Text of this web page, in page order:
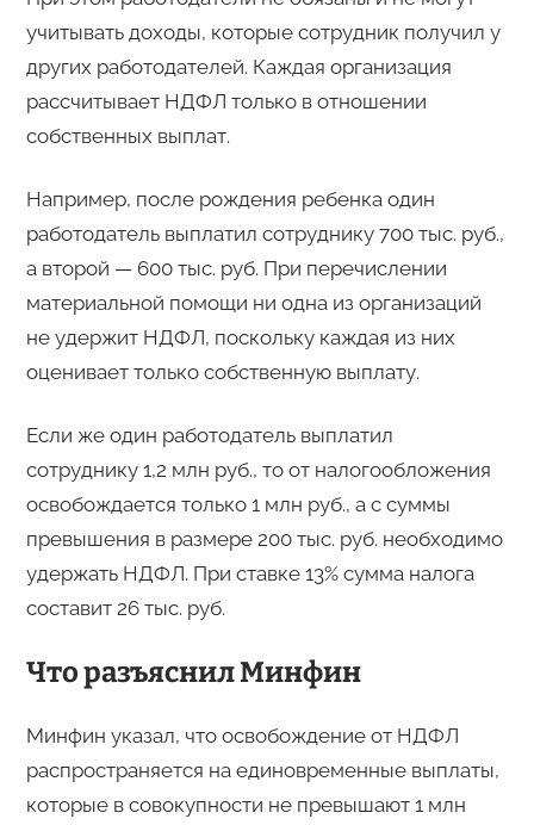
учитывать доходы, которые сотрудник получил у
других работодателей. Каждая организация
рассчитывает НДФЛ только в отношении
собственных выплат.
Например, после рождения ребенка один
работодатель выплатил сотруднику 700 тыс. руб.,
а второй — 600 тыс. руб. При перечислении
материальной помощи ни одна из организаций
не удержит НДФЛ, поскольку каждая из них
оценивает только собственную выплату.
Если же один работодатель выплатил
сотруднику 1,2 млн руб., то от налогообложения
освобождается только 1 млн руб., а с суммы
превышения в размере 200 тыс. руб. необходимо
удержать НДФЛ. При ставке 13% сумма налога
составит 26 тыс. руб.
Что разъяснил Минфин
Минфин указал, что освобождение от НДФЛ
распространяется на единовременные выплаты,
которые в совокупности не превышают 1 млн